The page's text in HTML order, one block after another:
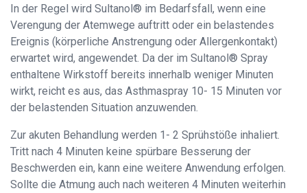
In der Regel wird Sultanol® im Bedarfsfall, wenn eine
Verengung der Atemwege auftritt oder ein belastendes
Ereignis (körperliche Anstrengung oder Allergenkontakt)
erwartet wird, angewendet. Da der im Sultanol® Spray
enthaltene Wirkstoff bereits innerhalb weniger Minuten
wirkt, reicht es aus, das Asthmaspray 10- 15 Minuten vor
der belastenden Situation anzuwenden.
Zur akuten Behandlung werden 1- 2 Sprühstöße inhaliert.
Tritt nach 4 Minuten keine spürbare Besserung der
Beschwerden ein, kann eine weitere Anwendung erfolgen.
Sollte die Atmung auch nach weiteren 4 Minuten weiterhin